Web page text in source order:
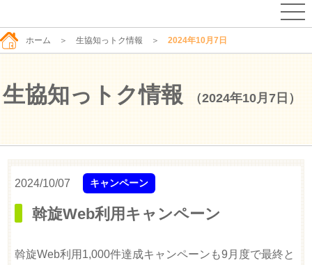
ホーム ＞ 生協知っトク情報 ＞ 2024年10月7日
生協知っトク情報 （2024年10月7日）
2024/10/07 キャンペーン
斡旋Web利用キャンペーン
斡旋Web利用1,000件達成キャンペーンも9月度で最終と